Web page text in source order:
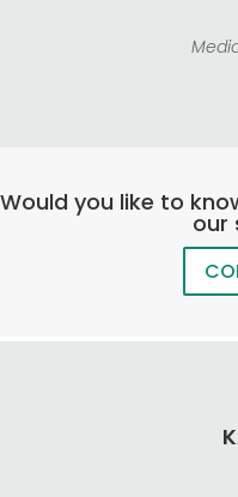
Would you like to
our